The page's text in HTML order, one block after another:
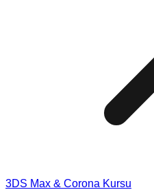
3DS Max & Corona Kursu